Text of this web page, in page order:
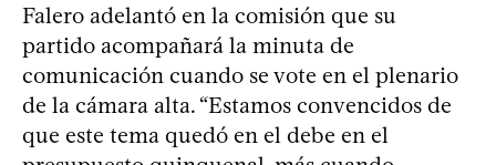
Falero adelantó en la comisión que su
partido acompañará la minuta de
comunicación cuando se vote en el plenario
de la cámara alta. “Estamos convencidos de
que este tema quedó en el debe en el